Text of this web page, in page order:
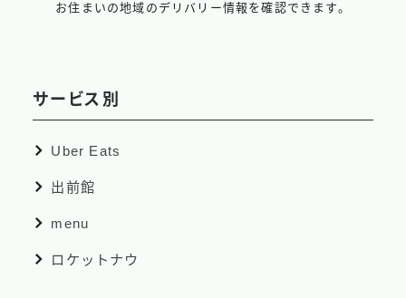
お住まいの地域のデリバリー情報を確認できます。
サービス別
Uber Eats
出前館
menu
ロケットナウ